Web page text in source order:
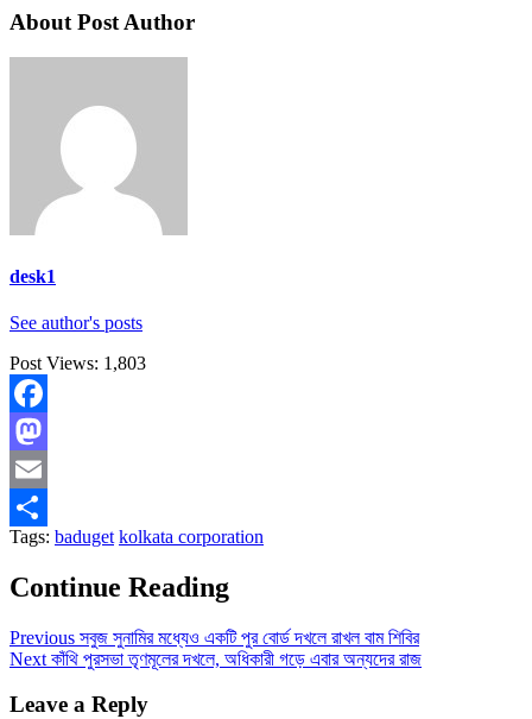
About Post Author
desk1
See author's posts
Post Views: 1,803
Facebook
Mastodon
Email
Share
Tags: baduget kolkata corporation
Continue Reading
Previous সবুজ সুনামির মধ্যেও একটি পুর বোর্ড দখলে রাখল বাম শিবির
Next কাঁথি পুরসভা তৃণমূলের দখলে, অধিকারী গড়ে এবার অন্যদের রাজ
Leave a Reply